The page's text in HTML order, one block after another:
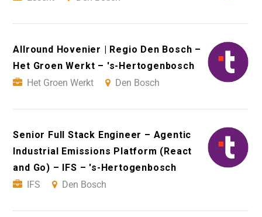
Allround Hovenier | Regio Den Bosch –
Het Groen Werkt – 's-Hertogenbosch
Het Groen Werkt
Den Bosch
Senior Full Stack Engineer – Agentic
Industrial Emissions Platform (React
and Go) – IFS – 's-Hertogenbosch
IFS
Den Bosch